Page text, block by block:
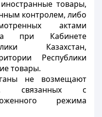
товары,
контролем, либо
актами
при Кабинете
Казахстан,
Республики
товары.
не возмещают
связанных с
режима